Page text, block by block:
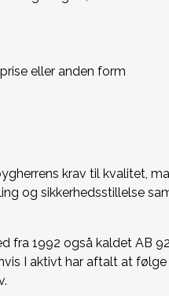
krav til kvalitet,
og sikkerhedsstillelse
1992 også kaldet AB
I aktivt har aftalt at følge